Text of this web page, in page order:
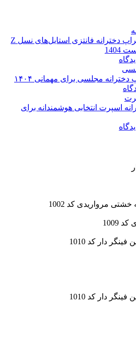
جدیدترین مدل‌های کراپ دخترانه فانتزی استایل‌های نسل Z
مجلسی برای مهمانی ۱۴۰۴
اسپرت انتخابی هوشمندانه برای